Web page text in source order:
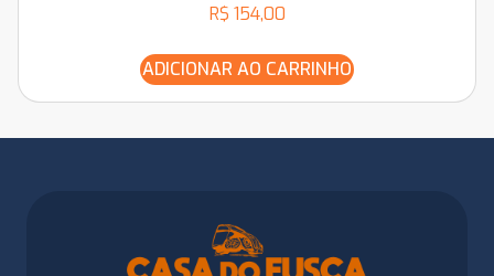
R$ 154,00
ADICIONAR AO CARRINHO